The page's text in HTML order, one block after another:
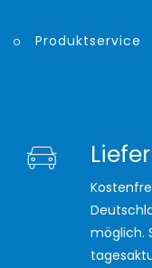
Produktservice
möglich.